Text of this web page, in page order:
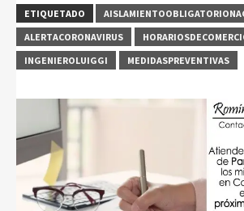
ETIQUETADO
ALERTACORONAVIRUS
INGENIEROLUIGGI
MEDIDASPREVENTIVAS